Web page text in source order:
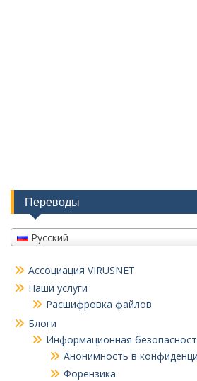
Переводы
Русский
Ассоциация VIRUSNET
Наши услуги
Расшифровка файлов
Блоги
Информационная
Анонимность в
Форензика